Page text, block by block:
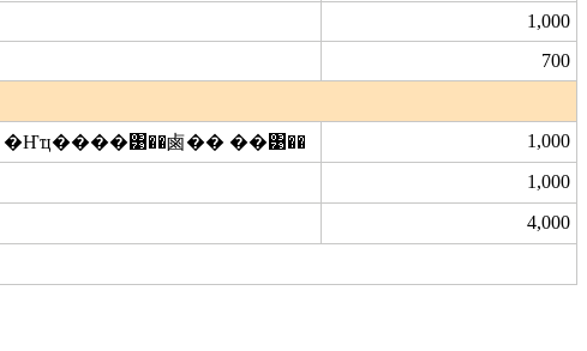
1,000
700
�Ҥҵ����͹��鹵�� ��͹�� 1,000
1,000
4,000